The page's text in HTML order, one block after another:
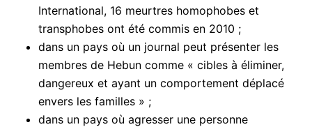
International, 16 meurtres homophobes et
transphobes ont été commis en 2010 ;
dans un pays où un journal peut présenter les
membres de Hebun comme « cibles à éliminer,
dangereux et ayant un comportement déplacé
envers les familles » ;
dans un pays où agresser une personne